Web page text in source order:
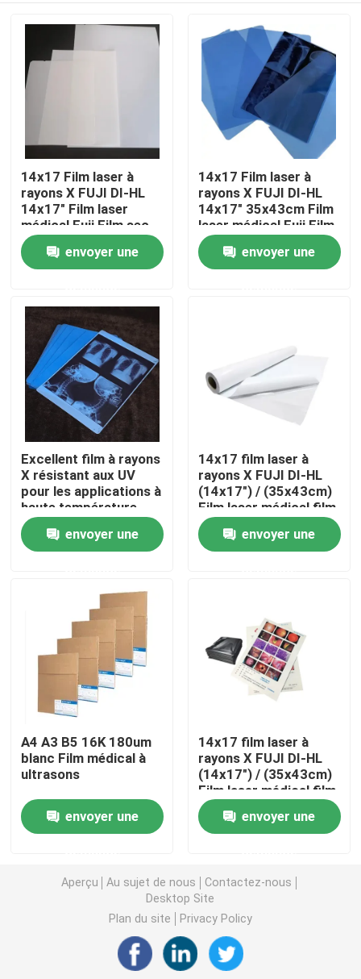
Aperçu
Produits
A propos de nous
Visite d'usine
Contrôle de la qualité
Contact
nouvelles
Tous les cas
Jet d'encre X Ray Film
Laser X Ray Film
Film sec médical
Film de rayon de l'ANIMAL FAMILIER X
Films d'écran en soie
Film de transfert de chaleur
film thermique médical
14x17 Film laser à
rayons X FUJI DI-HL
14x17" Film laser
médical Fuji Film sec
envoyer une
14x17 Film laser à
rayons X FUJI DI-HL
14x17" 35x43cm Film
laser médical Fuji Film
sec
envoyer une
Excellent film à rayons
X résistant aux UV
pour les applications à
haute température
envoyer une
14x17 film laser à
rayons X FUJI DI-HL
(14x17") / (35x43cm)
Film laser médical film
fuji à sec
envoyer une
A4 A3 B5 16K 180um
blanc Film médical à
ultrasons
envoyer une
14x17 film laser à
rayons X FUJI DI-HL
(14x17") / (35x43cm)
Film laser médical film
fuji à sec
envoyer une
Aperçu Au sujet de nous
Contactez-nous
Desktop Site
Plan du site
Privacy Policy